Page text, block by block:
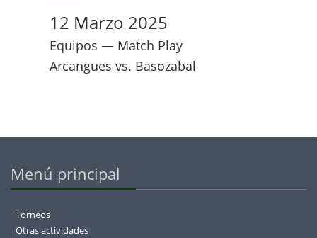
12 Marzo 2025
Equipos — Match Play
Arcangues vs. Basozabal
Menú principal
Torneos
Otras actividades